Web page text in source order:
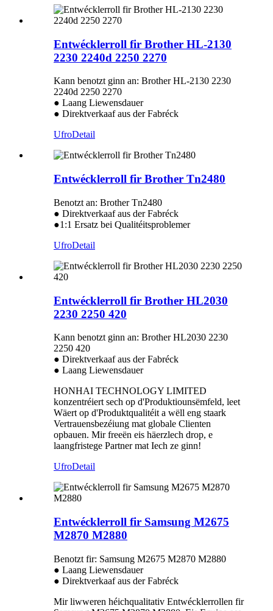
Entwécklerroll fir Brother HL-2130
2230 2240d 2250 2270
Kann benotzt ginn an: Brother HL-2130 2230
2240d 2250 2270
● Laang Liewensdauer
● Direktverkaaf aus der Fabréck
UfroDetail
Entwécklerroll fir Brother Tn2480
Benotzt an: Brother Tn2480
● Direktverkaaf aus der Fabréck
●1:1 Ersatz bei Qualitéitsproblemer
UfroDetail
Entwécklerroll fir Brother HL2030
2230 2250 420
Kann benotzt ginn an: Brother HL2030 2230
2250 420
● Direktverkaaf aus der Fabréck
● Laang Liewensdauer
HONHAI TECHNOLOGY LIMITED
konzentréiert sech op d'Produktiounsëmfeld, leet
Wäert op d'Produktqualitéit a wëll eng staark
Vertrauensbezéiung mat globale Clienten
opbauen. Mir freeën eis häerzlech drop, e
laangfristege Partner mat Iech ze ginn!
UfroDetail
Entwécklerroll fir Samsung M2675
M2870 M2880
Benotzt fir: Samsung M2675 M2870 M2880
● Laang Liewensdauer
● Direktverkaaf aus der Fabréck
Mir liwweren héichqualitativ Entwécklerrollen fir